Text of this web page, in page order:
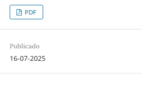
PDF
Publicado
16-07-2025